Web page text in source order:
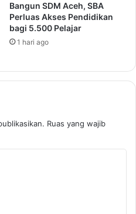
Bangun SDM Aceh, SBA
Perluas Akses Pendidikan
bagi 5.500 Pelajar
1 hari ago
Ruas yang wajib